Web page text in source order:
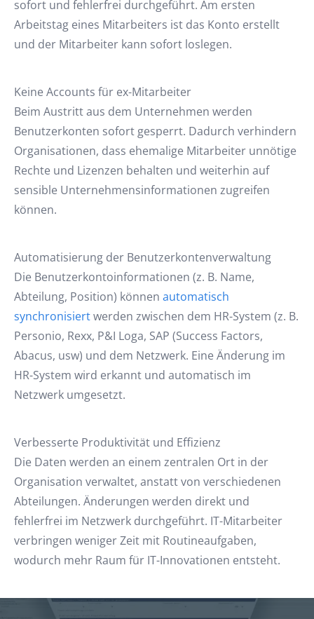
sofort und fehlerfrei durchgeführt. Am ersten
Arbeitstag eines Mitarbeiters ist das Konto erstellt
und der Mitarbeiter kann sofort loslegen.
Keine Accounts für ex-Mitarbeiter
Beim Austritt aus dem Unternehmen werden
Benutzerkonten sofort gesperrt. Dadurch verhindern
Organisationen, dass ehemalige Mitarbeiter unnötige
Rechte und Lizenzen behalten und weiterhin auf
sensible Unternehmensinformationen zugreifen
können.
Automatisierung der Benutzerkontenverwaltung
Die Benutzerkontoinformationen (z. B. Name,
Abteilung, Position) können automatisch
synchronisiertwerden zwischen dem HR-System (z. B.
Personio, Rexx, P&I Loga, SAP (Success Factors,
Abacus, usw) und dem Netzwerk. Eine Änderung im
HR-System wird erkannt und automatisch im
Netzwerk umgesetzt.
Verbesserte Produktivität und Effizienz
Die Daten werden an einem zentralen Ort in der
Organisation verwaltet, anstatt von verschiedenen
Abteilungen. Änderungen werden direkt und
fehlerfrei im Netzwerk durchgeführt. IT-Mitarbeiter
verbringen weniger Zeit mit Routineaufgaben,
wodurch mehr Raum für IT-Innovationen entsteht.